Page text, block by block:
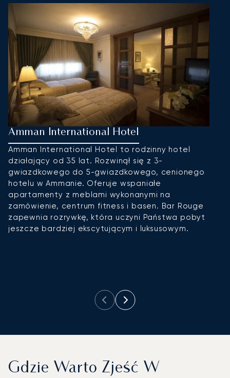
Amman International Hotel
Amman International Hotel to rodzinny hotel
działający od 35 lat. Rozwinął się z 3-
gwiazdkowego do 5-gwiazdkowego, cenionego
hotelu w Ammanie. Oferuje wspaniałe
apartamenty z meblami wykonanymi na
zamówienie, centrum fitness i basen. Bar Rouge
zapewnia rozrywkę, która uczyni Państwa pobyt
jeszcze bardziej ekscytującym i luksusowym.
Gdzie Warto Zjeść W